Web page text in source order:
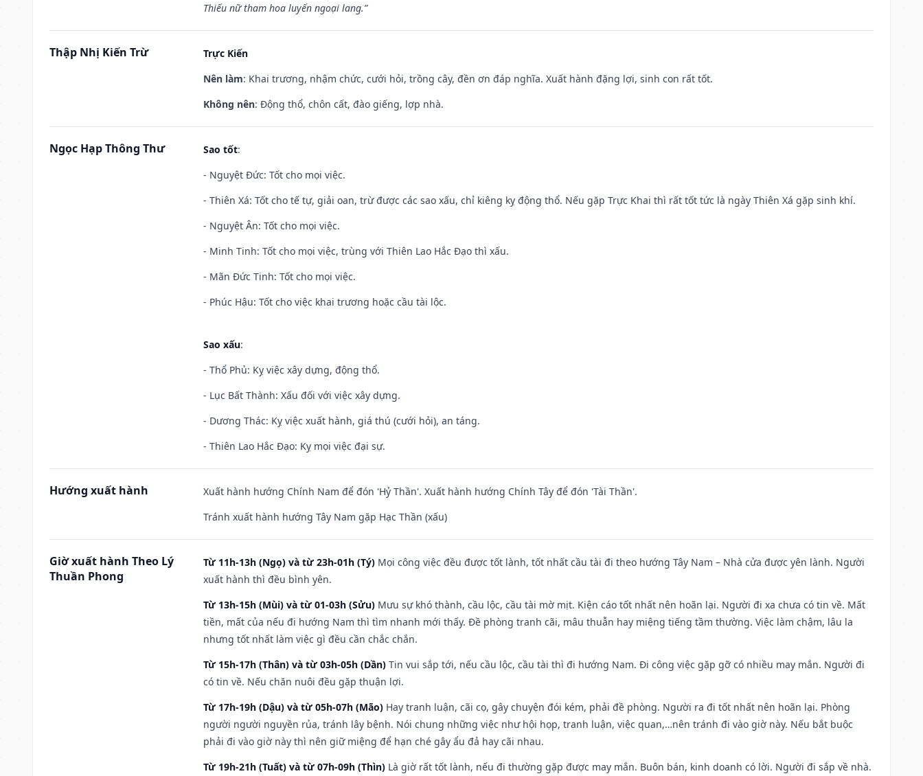
Thiếu nữ tham hoa luyến ngoại lang.”
Thập Nhị Kiến Trừ
Trực Kiến
Nên làm: Khai trương, nhậm chức, cưới hỏi, trồng cây, đền ơn đáp nghĩa. Xuất hành đặng lợi, sinh con rất tốt.
Không nên: Động thổ, chôn cất, đào giếng, lợp nhà.
Ngọc Hạp Thông Thư Sao tốt:
- Nguyệt Đức: Tốt cho mọi việc.
- Thiên Xá: Tốt cho tế tự, giải oan, trừ được các sao xấu, chỉ kiêng kỵ động thổ. Nếu gặp Trực Khai thì rất tốt tức là ngày Thiên Xá gặp sinh khí.
- Nguyệt Ân: Tốt cho mọi việc.
- Minh Tinh: Tốt cho mọi việc, trùng với Thiên Lao Hắc Đạo thì xấu.
- Mãn Đức Tinh: Tốt cho mọi việc.
- Phúc Hậu: Tốt cho việc khai trương hoặc cầu tài lộc.
Sao xấu:
- Thổ Phủ: Kỵ việc xây dựng, động thổ.
- Lục Bất Thành: Xấu đối với việc xây dựng.
- Dương Thác: Kỵ việc xuất hành, giá thú (cưới hỏi), an táng.
- Thiên Lao Hắc Đạo: Kỵ mọi việc đại sự.
Hướng xuất hành
Xuất hành hướng Chính Nam để đón 'Hỷ Thần'. Xuất hành hướng Chính Tây để đón 'Tài Thần'.
Tránh xuất hành hướng Tây Nam gặp Hạc Thần (xấu)
Giờ xuất hành Theo Lý
Thuần Phong
Từ 11h-13h (Ngọ) và từ 23h-01h (Tý) Mọi công việc đều được tốt lành, tốt nhất cầu tài đi theo hướng Tây Nam – Nhà cửa được yên lành. Người
xuất hành thì đều bình yên.
Từ 13h-15h (Mùi) và từ 01-03h (Sửu) Mưu sự khó thành, cầu lộc, cầu tài mờ mịt. Kiện cáo tốt nhất nên hoãn lại. Người đi xa chưa có tin về. Mất
tiền, mất của nếu đi hướng Nam thì tìm nhanh mới thấy. Đề phòng tranh cãi, mâu thuẫn hay miệng tiếng tầm thường. Việc làm chậm, lâu la
nhưng tốt nhất làm việc gì đều cần chắc chắn.
Từ 15h-17h (Thân) và từ 03h-05h (Dần) Tin vui sắp tới, nếu cầu lộc, cầu tài thì đi hướng Nam. Đi công việc gặp gỡ có nhiều may mắn. Người đi
có tin về. Nếu chăn nuôi đều gặp thuận lợi.
Từ 17h-19h (Dậu) và từ 05h-07h (Mão) Hay tranh luận, cãi cọ, gây chuyện đói kém, phải đề phòng. Người ra đi tốt nhất nên hoãn lại. Phòng
người người nguyền rủa, tránh lây bệnh. Nói chung những việc như hội họp, tranh luận, việc quan,…nên tránh đi vào giờ này. Nếu bắt buộc
phải đi vào giờ này thì nên giữ miệng để hạn ché gây ẩu đả hay cãi nhau.
Từ 19h-21h (Tuất) và từ 07h-09h (Thìn) Là giờ rất tốt lành, nếu đi thường gặp được may mắn. Buôn bán, kinh doanh có lời. Người đi sắp về nhà.